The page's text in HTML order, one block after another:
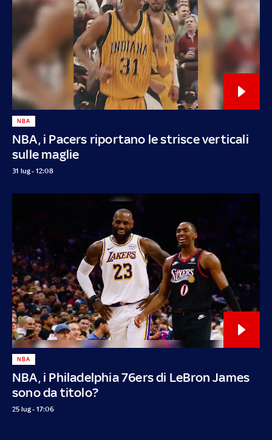
NBA, i Pacers riportano le strisce verticali
sulle maglie
NBA
31 lug - 12:08
NBA, i Philadelphia 76ers di LeBron James
sono da titolo?
NBA
25 lug - 17:06